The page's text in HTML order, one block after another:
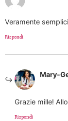
Veramente
Rispondi
Mary-
Grazie mille!
Rispondi